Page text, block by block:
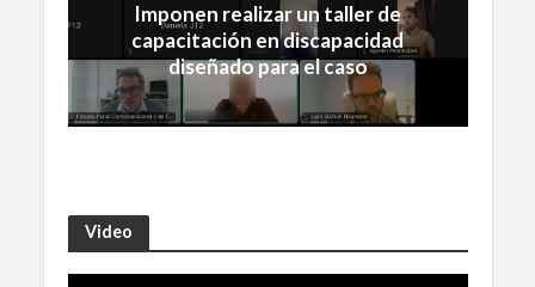
Imponen realizar un taller de
capacitación en discapacidad
diseñado para el caso
Video